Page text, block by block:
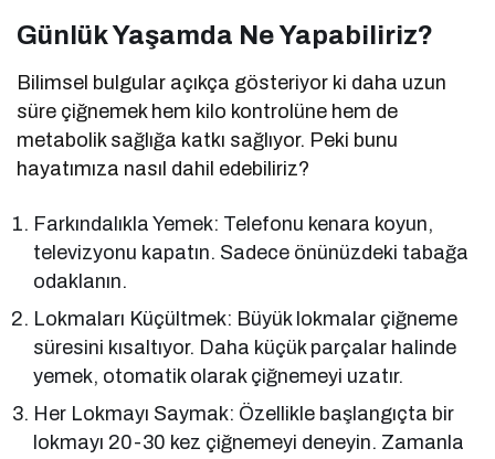
Günlük Yaşamda Ne Yapabiliriz?
Bilimsel bulgular açıkça gösteriyor ki daha uzun
süre çiğnemek hem kilo kontrolüne hem de
metabolik sağlığa katkı sağlıyor. Peki bunu
hayatımıza nasıl dahil edebiliriz?
Farkındalıkla Yemek: Telefonu kenara koyun,
televizyonu kapatın. Sadece önünüzdeki tabağa
odaklanın.
Lokmaları Küçültmek: Büyük lokmalar çiğneme
süresini kısaltıyor. Daha küçük parçalar halinde
yemek, otomatik olarak çiğnemeyi uzatır.
Her Lokmayı Saymak: Özellikle başlangıçta bir
lokmayı 20-30 kez çiğnemeyi deneyin. Zamanla